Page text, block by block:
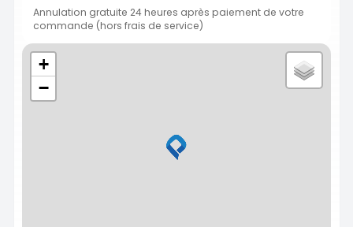
Annulation gratuite 24 heures après paiement de votre
commande (hors frais de service)
+
−